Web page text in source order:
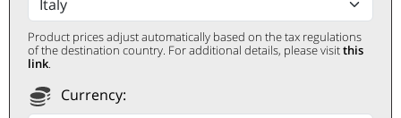
Product prices adjust automatically based on the tax regulations
of the destination country. For additional details, please visitthis
link.
Currency:
0,75 ℓ